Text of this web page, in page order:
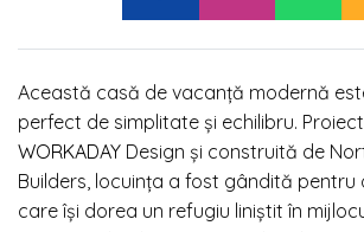
Această casă de vacanță modernă
perfect de simplitate și echilibru.
WORKADAY Design și construită de
Builders, locuința a fost gândită pentru
care își dorea un refugiu liniștit în